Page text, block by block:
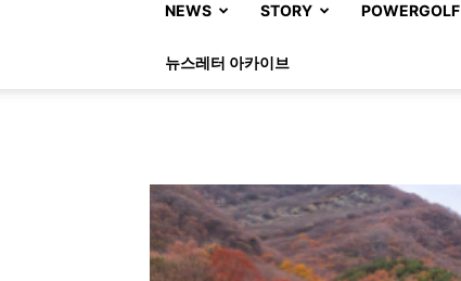
NEWS
STORY POWERGOLF
뉴스레터 아카이브